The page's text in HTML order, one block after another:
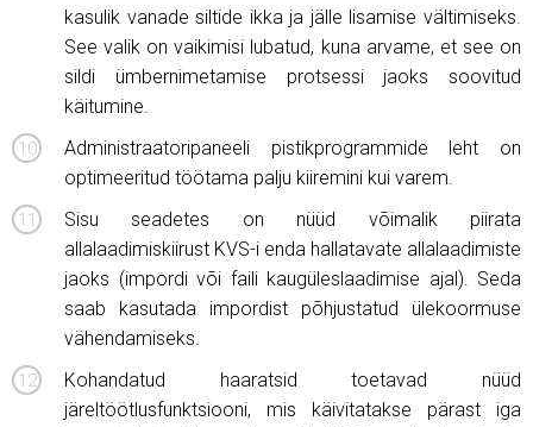
kasulik vanade siltide ikka ja jälle lisamise vältimiseks.
See valik on vaikimisi lubatud, kuna arvame, et see on
sildi ümbernimetamise protsessi jaoks soovitud
käitumine.
Administraatoripaneeli pistikprogrammide leht on
optimeeritud töötama palju kiiremini kui varem.
Sisu seadetes on nüüd võimalik piirata
allalaadimiskiirust KVS-i enda hallatavate allalaadimiste
jaoks (impordi või faili kaugüleslaadimise ajal). Seda
saab kasutada impordist põhjustatud ülekoormuse
vähendamiseks.
Kohandatud haaratsid toetavad nüüd
järeltöötlusfunktsiooni, mis käivitatakse pärast iga